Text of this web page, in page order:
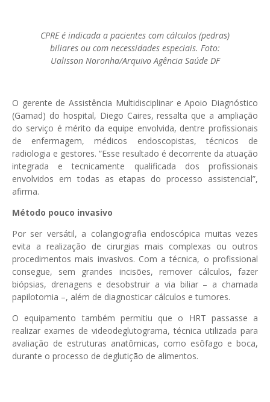
CPRE é indicada a pacientes com cálculos (pedras)
biliares ou com necessidades especiais. Foto:
Ualisson Noronha/Arquivo Agência Saúde DF
O gerente de Assistência Multidisciplinar e Apoio Diagnóstico
(Gamad) do hospital, Diego Caires, ressalta que a ampliação
do serviço é mérito da equipe envolvida, dentre profissionais
de enfermagem, médicos endoscopistas, técnicos de
radiologia e gestores. “Esse resultado é decorrente da atuação
integrada e tecnicamente qualificada dos profissionais
envolvidos em todas as etapas do processo assistencial”,
afirma.
Método pouco invasivo
Por ser versátil, a colangiografia endoscópica muitas vezes
evita a realização de cirurgias mais complexas ou outros
procedimentos mais invasivos. Com a técnica, o profissional
consegue, sem grandes incisões, remover cálculos, fazer
biópsias, drenagens e desobstruir a via biliar – a chamada
papilotomia –, além de diagnosticar cálculos e tumores.
O equipamento também permitiu que o HRT passasse a
realizar exames de videodeglutograma, técnica utilizada para
avaliação de estruturas anatômicas, como esôfago e boca,
durante o processo de deglutição de alimentos.